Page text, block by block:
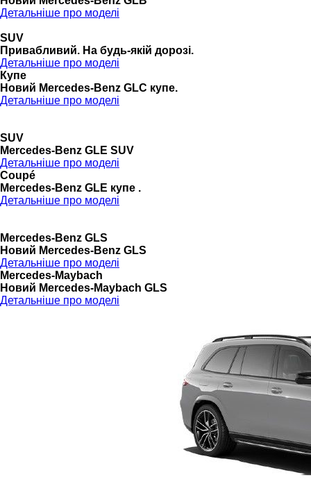
Детальніше про моделі
SUV
Привабливий. На будь-якій дорозі.
Детальніше про моделі
Купе
Новий Mercedes-Benz GLС купе.
Детальніше про моделі
SUV
Mercedes-Benz GLE SUV
Детальніше про моделі
Coupé
Mercedes-Benz GLE купе .
Детальніше про моделі
Mercedes-Benz GLS
Новий Mercedes-Benz GLS
Детальніше про моделі
Mercedes-Maybach
Новий Mercedes-Maybach GLS
Детальніше про моделі